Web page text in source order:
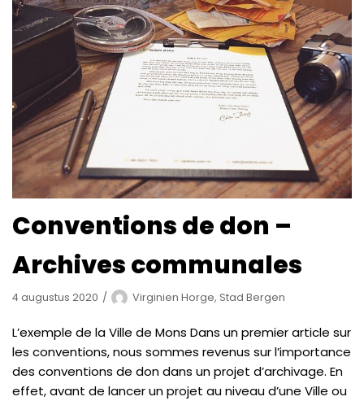
Conventions de don –
Archives communales
4 augustus 2020 Virginien Horge, Stad Bergen
L’exemple de la Ville de Mons Dans un premier article sur
les conventions, nous sommes revenus sur l’importance
des conventions de don dans un projet d’archivage. En
effet, avant de lancer un projet au niveau d’une Ville ou